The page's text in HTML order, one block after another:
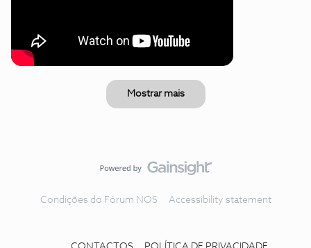
Mostrar mais
Condições do Fórum NOS Accessibility statement